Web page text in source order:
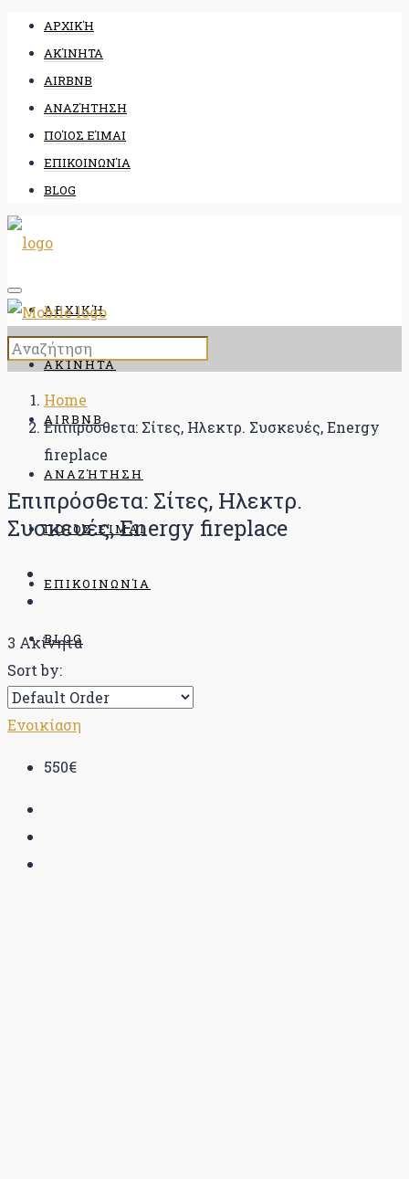
ΑΡΧΙΚΉ
ΑΚΊΝΗΤΑ
AIRBNB
ΑΝΑΖΉΤΗΣΗ
ΠΟΊΟΣ ΕΊΜΑΙ
ΕΠΙΚΟΙΝΩΝΊΑ
BLOG
ΑΡΧΙΚΉ
ΑΚΊΝΗΤΑ
AIRBNB
ΑΝΑΖΉΤΗΣΗ
ΠΟΊΟΣ ΕΊΜΑΙ
ΕΠΙΚΟΙΝΩΝΊΑ
BLOG
Home
Επιπρόσθετα: Σίτες, Ηλεκτρ. Συσκευές, Energy
fireplace
Επιπρόσθετα: Σίτες, Ηλεκτρ.
Συσκευές, Energy fireplace
3 Ακίνητα
Sort by:
Ενοικίαση
550€